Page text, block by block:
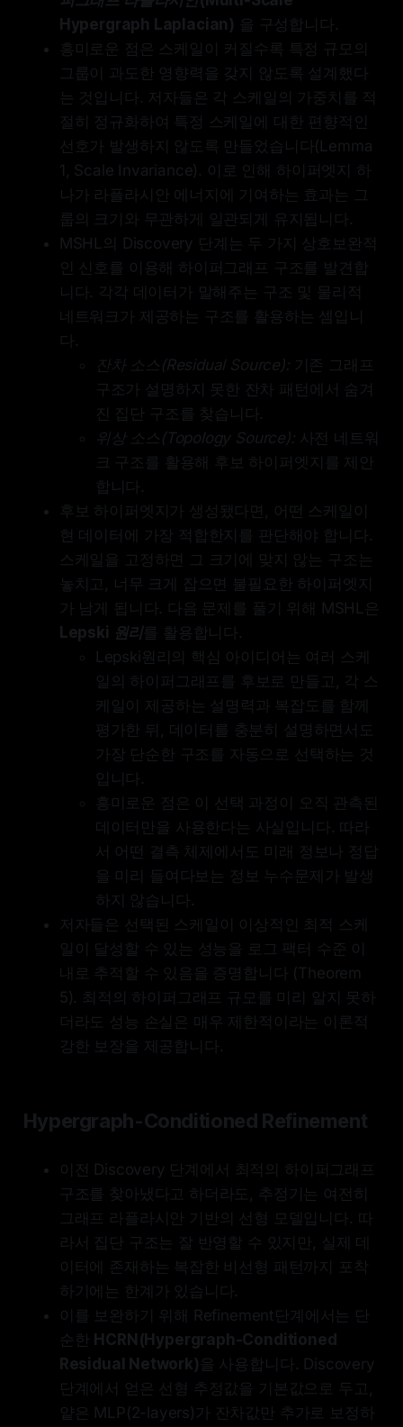
Hypergraph Laplacian) 을 구성합니다.
흥미로운 점은 스케일이 커질수록 특정 규모의
그룹이 과도한 영향력을 갖지 않도록 설계했다
는 것입니다. 저자들은 각 스케일의 가중치를 적
절히 정규화하여 특정 스케일에 대한 편향적인
선호가 발생하지 않도록 만들었습니다(Lemma
1, Scale Invariance). 이로 인해 하이퍼엣지 하
나가 라플라시안 에너지에 기여하는 효과는 그
룹의 크기와 무관하게 일관되게 유지됩니다.
MSHL의 Discovery 단계는 두 가지 상호보완적
인 신호를 이용해 하이퍼그래프 구조를 발견합
니다. 각각 데이터가 말해주는 구조 및 물리적
네트워크가 제공하는 구조를 활용하는 셈입니
다.
잔차 소스(Residual Source): 기존 그래프
구조가 설명하지 못한 잔차 패턴에서 숨겨
진 집단 구조를 찾습니다.
위상 소스(Topology Source):사전 네트워
크 구조를 활용해 후보 하이퍼엣지를 제안
합니다.
후보 하이퍼엣지가 생성됐다면, 어떤 스케일이
현 데이터에 가장 적합한지를 판단해야 합니다.
스케일을 고정하면 그 크기에 맞지 않는 구조는
놓치고, 너무 크게 잡으면 불필요한 하이퍼엣지
가 남게 됩니다. 다음 문제를 풀기 위해 MSHL은
Lepski 원리를 활용합니다.
Lepski원리의 핵심 아이디어는 여러 스케
일의 하이퍼그래프를 후보로 만들고, 각 스
케일이 제공하는 설명력과 복잡도를 함께
평가한 뒤, 데이터를 충분히 설명하면서도
가장 단순한 구조를 자동으로 선택하는 것
입니다.
흥미로운 점은 이 선택 과정이 오직 관측된
데이터만을 사용한다는 사실입니다. 따라
서 어떤 결측 체제에서도 미래 정보나 정답
을 미리 들여다보는 정보 누수문제가 발생
하지 않습니다.
저자들은 선택된 스케일이 이상적인 최적 스케
일이 달성할 수 있는 성능을 로그 팩터 수준 이
내로 추적할 수 있음을 증명합니다 (Theorem
5). 최적의 하이퍼그래프 규모를 미리 알지 못하
더라도 성능 손실은 매우 제한적이라는 이론적
강한 보장을 제공합니다.
Hypergraph-Conditioned Refinement
이전 Discovery 단계에서 최적의 하이퍼그래프
구조를 찾아냈다고 하더라도, 추정기는 여전히
그래프 라플라시안 기반의 선형 모델입니다. 따
라서 집단 구조는 잘 반영할 수 있지만, 실제 데
이터에 존재하는 복잡한 비선형 패턴까지 포착
하기에는 한계가 있습니다.
이를 보완하기 위해 Refinement단계에서는 단
순한 HCRN(Hypergraph-Conditioned
Residual Network) 을 사용합니다. Discovery
단계에서 얻은 선형 추정값을 기본값으로 두고,
얕은 MLP(2-layers)가 잔차값만 추가로 보정하